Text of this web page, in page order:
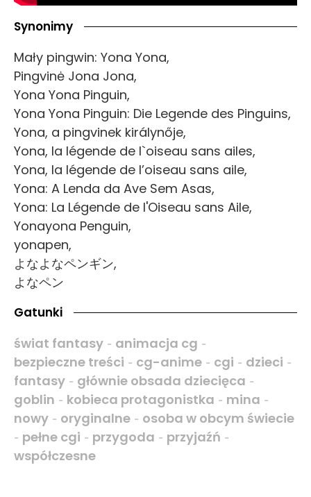
Synonimy
Mały pingwin: Yona Yona,
Pingvinė Jona Jona,
Yona Yona Pinguin,
Yona Yona Pinguin: Die Legende des Pinguins,
Yona, a pingvinek királynője,
Yona, la légende de l`oiseau sans ailes,
Yona, la légende de l’oiseau sans aile,
Yona: A Lenda da Ave Sem Asas,
Yona: La Légende de l'Oiseau sans Aile,
Yonayona Penguin,
yonapen,
よなよなペンギン,
よなペン
Gatunki
świat fantasy - animacja cg -
bezpieczne treści - cg-anime - cgi - dzieci -
fantasy - głównie obsada dziecięca -
goblin - kobieca protagonistka - mina -
nowy - oryginalne - osoba w obcym świecie
- pełne cgi - przygoda - przyjaźń -
współczesne